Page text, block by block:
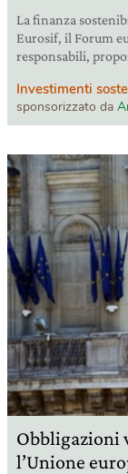
La finanza
Eurosif, il Forum
responsabili,
Investimenti
sponsorizzato da
Obbligazioni
l’Unione